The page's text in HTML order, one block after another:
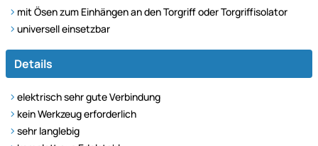
mit Ösen zum Einhängen an den Torgriff oder Torgriffisolator
universell einsetzbar
Details
elektrisch sehr gute Verbindung
kein Werkzeug erforderlich
sehr langlebig